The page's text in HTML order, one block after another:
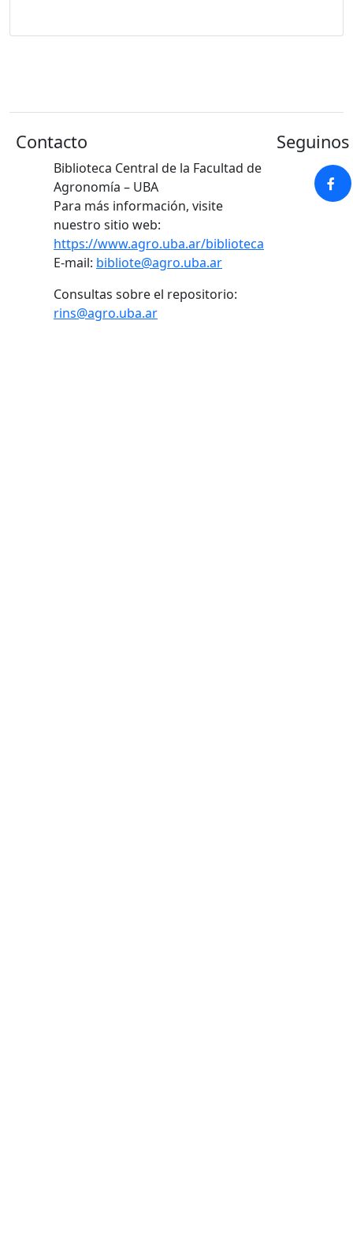
Contacto
Biblioteca Central de la Facultad de
Agronomía – UBA
Para más información, visite
nuestro sitio web:
https://www.agro.uba.ar/biblioteca
E-mail: bibliote@agro.uba.ar
Consultas sobre el repositorio:
rins@agro.uba.ar